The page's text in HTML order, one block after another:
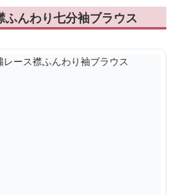
ふんわり七分袖ブラウス